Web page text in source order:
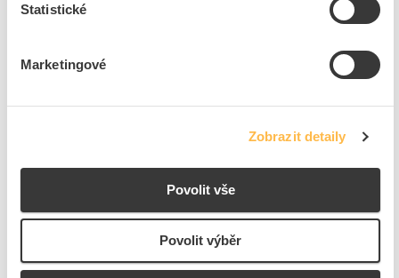
Statistické
Marketingové
Zobrazit detaily
Povolit vše
Povolit výběr
EAN
1 587,98 Kč/ks